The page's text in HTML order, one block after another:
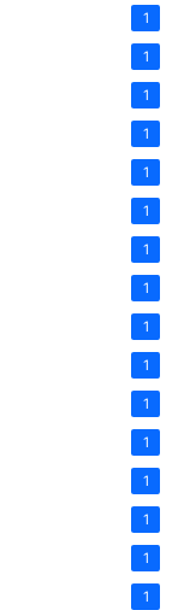
1
1
1
1
1
1
1
1
1
1
1
1
1
1
1
1